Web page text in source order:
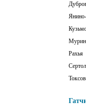
Рахья